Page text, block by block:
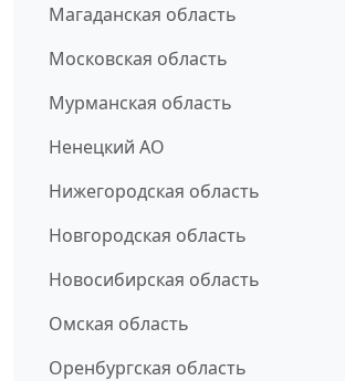
Магаданская область
Московская область
Мурманская область
Ненецкий АО
Нижегородская область
Новгородская область
Новосибирская область
Омская область
Оренбургская область